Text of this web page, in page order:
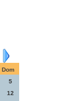
Dom
5
12